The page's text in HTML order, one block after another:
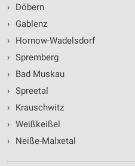
›
Döbern
›
Gablenz
›
Hornow-Wadelsdorf
› Spremberg
›
Bad Muskau
› Spreetal
›
Krauschwitz
› Weißkeißel
›
Neiße-Malxetal
Funktional